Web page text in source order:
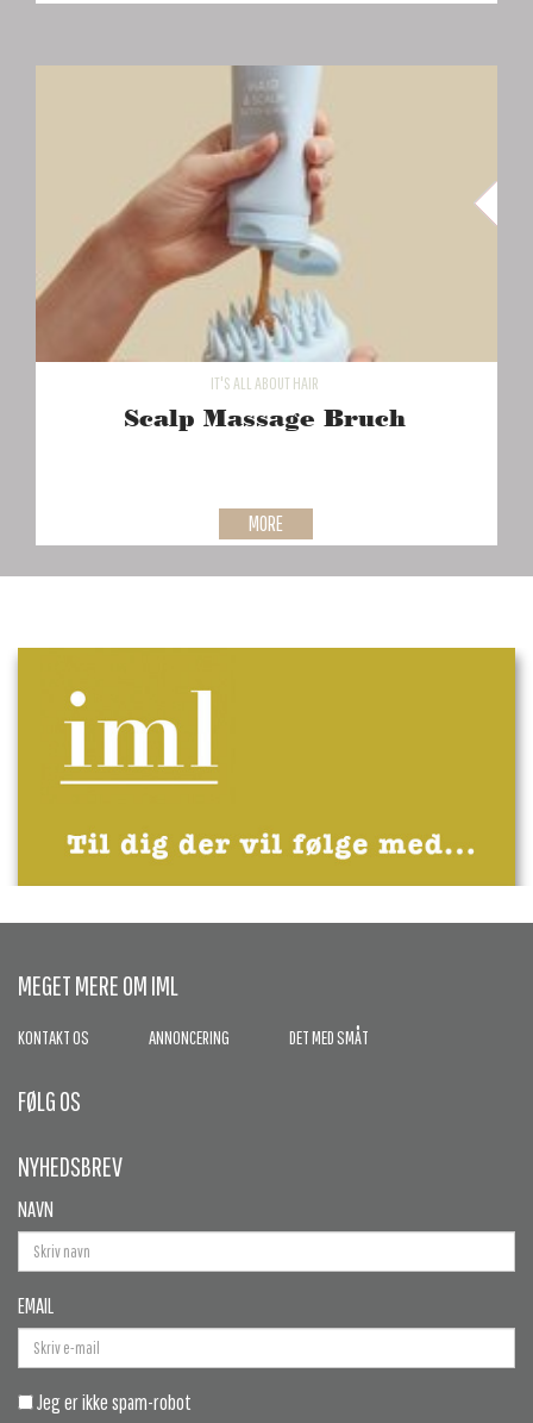
IT'S ALL ABOUT HAIR
Scalp Massage Bruch
MORE
MEGET MERE OM IML
KONTAKT OS ANNONCERING DET MED SMÅT
FØLG OS
NYHEDSBREV
NAVN
EMAIL
Jeg er ikke spam-robot